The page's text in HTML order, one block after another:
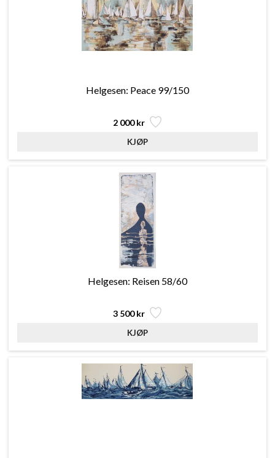
Helgesen: Peace 99/150
2 000 kr
Helgesen: Reisen 58/60
3 500 kr